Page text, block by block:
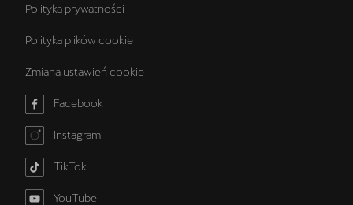
Polityka prywatności
Polityka plików cookie
Zmiana ustawień cookie
Facebook
Instagram
TikTok
YouTube